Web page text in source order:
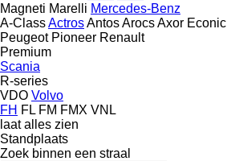
Magneti Marelli Mercedes-Benz
A-ClassActrosAntosArocsAxor Econic
Peugeot Pioneer Renault
Premium
Scania
R-series
VDO Volvo
FH FL FM FMX VNL
laat alles zien
Standplaats
Zoek binnen een straal